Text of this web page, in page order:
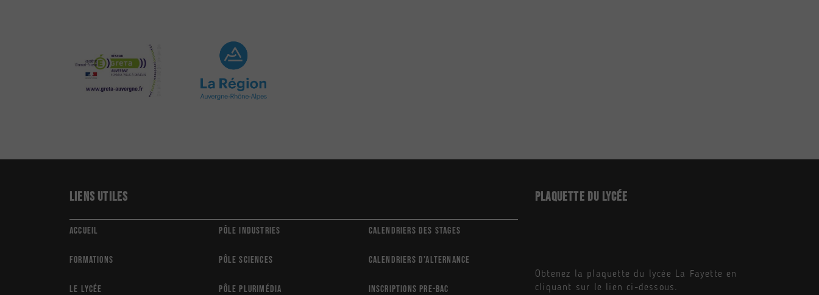
Liens utiles
Accueil Pôle Industries Calendriers des stages
Formations Pôle Sciences Calendriers d’alternance
Le Lycée Pôle Plurimédia Inscriptions Pre-Bac
Plaquette du Lycée
Obtenez la plaquette du lycée La Fayette en
cliquant sur le lien ci-dessous.